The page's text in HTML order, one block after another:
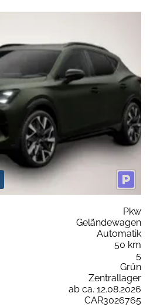
Pkw
Geländewagen
Automatik
50 km
5
Grün
Zentrallager
ab ca. 12.08.2026
CAR3026765